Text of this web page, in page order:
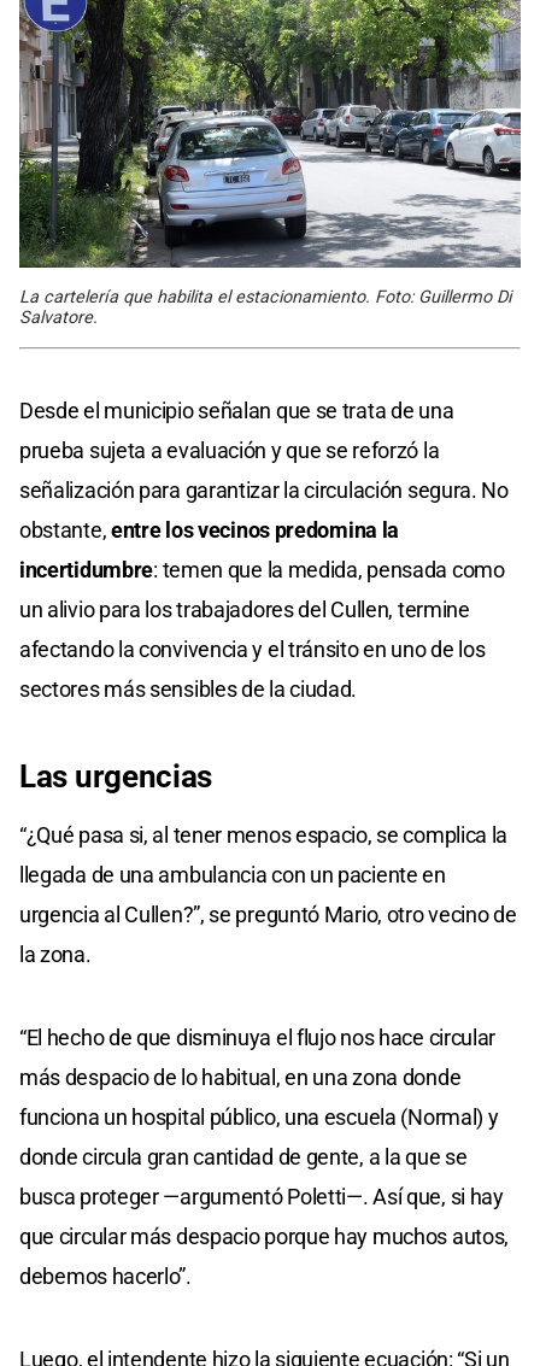
La cartelería que habilita el estacionamiento. Foto: Guillermo Di
Salvatore.
Desde el municipio señalan que se trata de una
prueba sujeta a evaluación y que se reforzó la
señalización para garantizar la circulación segura. No
obstante,entre los vecinos predomina la
incertidumbre: temen que la medida, pensada como
un alivio para los trabajadores del Cullen, termine
afectando la convivencia y el tránsito en uno de los
sectores más sensibles de la ciudad.
Las urgencias
“¿Qué pasa si, al tener menos espacio, se complica la
llegada de una ambulancia con un paciente en
urgencia al Cullen?”, se preguntó Mario, otro vecino de
la zona.
“El hecho de que disminuya el flujo nos hace circular
más despacio de lo habitual, en una zona donde
funciona un hospital público, una escuela (Normal) y
donde circula gran cantidad de gente, a la que se
busca proteger —argumentó Poletti—. Así que, si hay
que circular más despacio porque hay muchos autos,
debemos hacerlo”.
Luego, el intendente hizo la siguiente ecuación: “Si un